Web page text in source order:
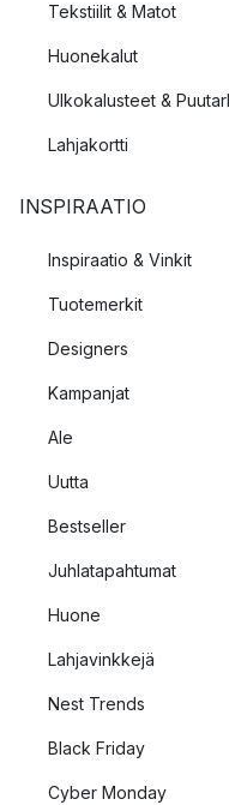
Tekstiilit & Matot
Huonekalut
Ulkokalusteet &
Lahjakortti
INSPIRAATIO
Inspiraatio & Vinkit
Tuotemerkit
Designers
Kampanjat
Ale
Uutta
Bestseller
Juhlatapahtumat
Huone
Lahjavinkkejä
Nest Trends
Black Friday
Cyber Monday